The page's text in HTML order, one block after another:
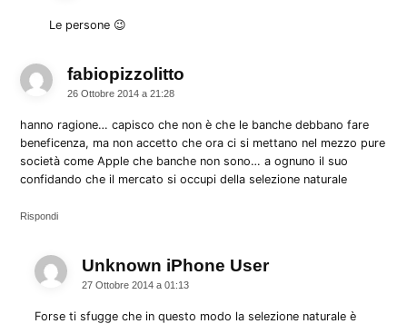
Le persone 😉
fabiopizzolitto
26 Ottobre 2014 a 21:28
hanno ragione… capisco che non è che le banche debbano fare
beneficenza, ma non accetto che ora ci si mettano nel mezzo pure
società come Apple che banche non sono… a ognuno il suo
confidando che il mercato si occupi della selezione naturale
Rispondi
Unknown iPhone Userdice:
27 Ottobre 2014 a 01:13
Forse ti sfugge che in questo modo la selezione naturale è